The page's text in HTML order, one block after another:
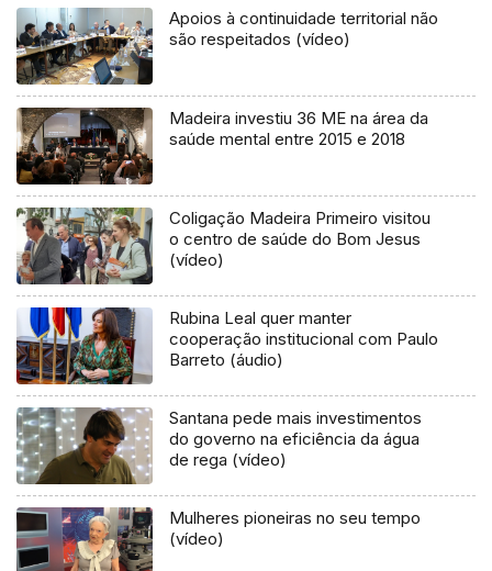
Apoios à continuidade territorial não
são respeitados (vídeo)
Madeira investiu 36 ME na área da
saúde mental entre 2015 e 2018
Coligação Madeira Primeiro visitou
o centro de saúde do Bom Jesus
(vídeo)
Rubina Leal quer manter
cooperação institucional com Paulo
Barreto (áudio)
Santana pede mais investimentos
do governo na eficiência da água
de rega (vídeo)
Mulheres pioneiras no seu tempo
(vídeo)